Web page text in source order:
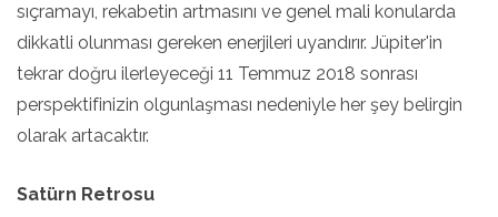
sıçramayı, rekabetin artmasını ve genel mali konularda
dikkatli olunması gereken enerjileri uyandırır. Jüpiter'in
tekrar doğru ilerleyeceği 11 Temmuz 2018 sonrası
perspektifinizin olgunlaşması nedeniyle her şey belirgin
olarak artacaktır.
Satürn Retrosu